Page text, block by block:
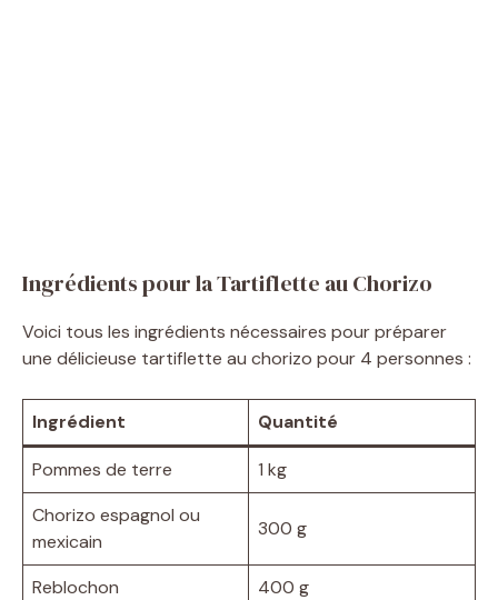
Ingrédients pour la Tartiflette au Chorizo
Voici tous les ingrédients nécessaires pour préparer
une délicieuse tartiflette au chorizo pour 4 personnes :
Ingrédient Quantité
Pommes de terre
1 kg
Chorizo espagnol ou
mexicain
300 g
Reblochon
400 g